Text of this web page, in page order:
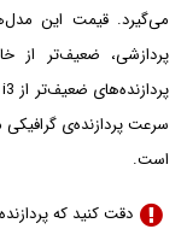
می‌گیرد. قیمت این
است.
دقت کنید که